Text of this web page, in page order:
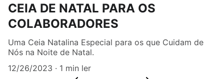
CEIA DE NATAL PARA OS
COLABORADORES
Uma Ceia Natalina Especial para os que Cuidam de
Nós na Noite de Natal.
12/26/2023
1 min ler